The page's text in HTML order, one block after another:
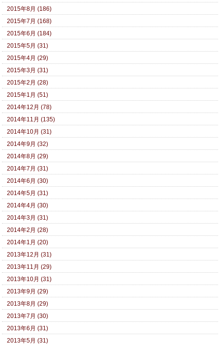
2015年8月 (186)
2015年7月 (168)
2015年6月 (184)
2015年5月 (31)
2015年4月 (29)
2015年3月 (31)
2015年2月 (28)
2015年1月 (51)
2014年12月 (78)
2014年11月 (135)
2014年10月 (31)
2014年9月 (32)
2014年8月 (29)
2014年7月 (31)
2014年6月 (30)
2014年5月 (31)
2014年4月 (30)
2014年3月 (31)
2014年2月 (28)
2014年1月 (20)
2013年12月 (31)
2013年11月 (29)
2013年10月 (31)
2013年9月 (29)
2013年8月 (29)
2013年7月 (30)
2013年6月 (31)
2013年5月 (31)